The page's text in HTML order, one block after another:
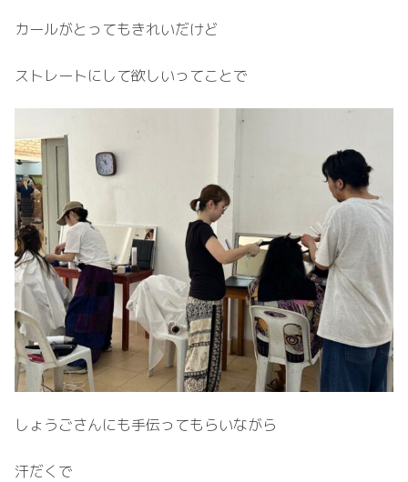
カールがとってもきれいだけど
ストレートにして欲しいってことで
しょうごさんにも手伝ってもらいながら
汗だくで